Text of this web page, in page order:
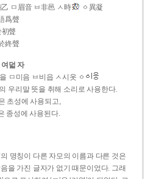
乙 ㅁ眉音 ㅂ非邑 ㅅ時
ㆁ異凝
爲聲
聲
終聲
덟 자
ㅁ미음 ㅂ비읍 ㅅ시옷 ㆁ
우리말 뜻을 취해 소리로 사용한다.
초성에 사용되고,
종성에 사용된다.
의 명칭이 다른 자모의 이름과 다른 것은
을 가진 글자가 없기 때문이었다. 그래